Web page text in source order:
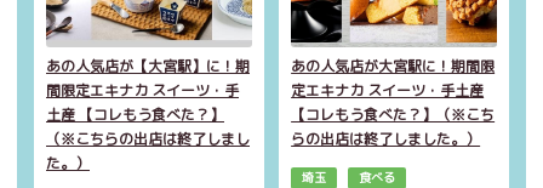
あの人気店が【大宮駅】に！期
間限定エキナカ スイーツ・手
土産 【コレもう食べた？】
（※こちらの出店は終了しまし
た。）
あの人気店が大宮駅に！期間限
定エキナカ スイーツ・手土産
【コレもう食べた？】（※こち
らの出店は終了しました。）
埼玉 食べる